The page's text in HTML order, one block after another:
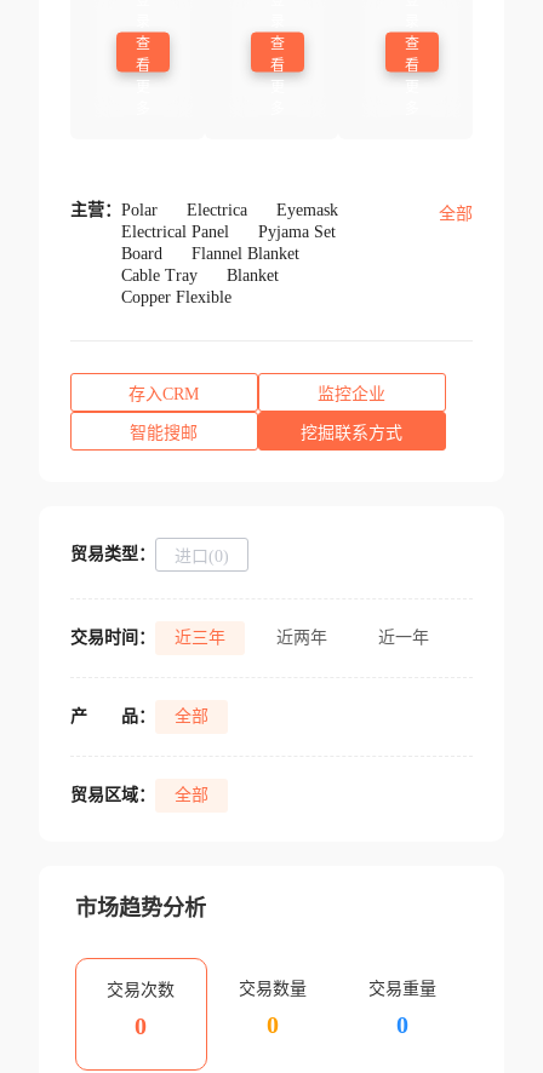
查
看
查
看
查
看
主营： Polar Electrica
Eyemask
Electrical Panel
Pyjama Set
Board
Flannel Blanket
Cable Tray
Blanket
Copper Flexible
全部
存入CRM 监控企业
智能搜邮 挖掘联系方式
贸易类型： 进口(0)
交易时间： 近三年 近两年 近一年
产 品： 全部
贸易区域： 全部
市场趋势分析
交易次数
0
交易数量
0
交易重量
0